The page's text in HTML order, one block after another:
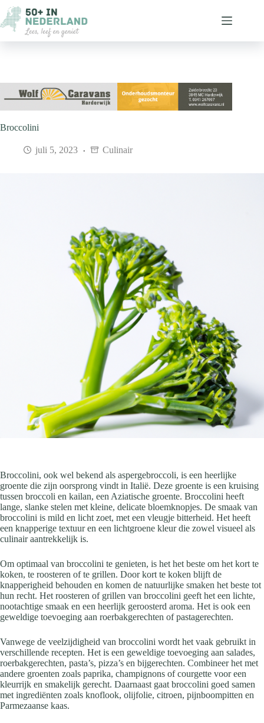
naar
de
inhoud
Broccolini
juli 5, 2023 Culinair
Broccolini, ook wel bekend als aspergebroccoli, is een heerlijke
groente die zijn oorsprong vindt in Italië. Deze groente is een kruising
tussen broccoli en kailan, een Aziatische groente. Broccolini heeft
lange, slanke stelen met kleine, delicate bloemknopjes. De smaak van
broccolini is mild en licht zoet, met een vleugje bitterheid. Het heeft
een knapperige textuur en een lichtgroene kleur die zowel visueel als
culinair aantrekkelijk is.
Om optimaal van broccolini te genieten, is het het beste om het kort te
koken, te roosteren of te grillen. Door kort te koken blijft de
knapperigheid behouden en komen de natuurlijke smaken het beste tot
hun recht. Het roosteren of grillen van broccolini geeft het een lichte,
nootachtige smaak en een heerlijk geroosterd aroma. Het is ook een
geweldige toevoeging aan roerbakgerechten of pastagerechten.
Vanwege de veelzijdigheid van broccolini wordt het vaak gebruikt in
verschillende recepten. Het is een geweldige toevoeging aan salades,
roerbakgerechten, pasta’s, pizza’s en bijgerechten. Combineer het met
andere groenten zoals paprika, champignons of courgette voor een
kleurrijk en smakelijk gerecht. Daarnaast gaat broccolini goed samen
met ingrediënten zoals knoflook, olijfolie, citroen, pijnboompitten en
Parmezaanse kaas.